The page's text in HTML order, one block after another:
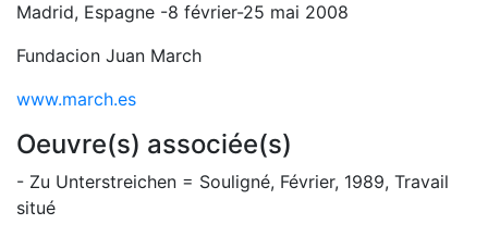
Madrid, Espagne -8 février-25 mai 2008
Fundacion Juan March
www.march.es
Oeuvre(s) associée(s)
- Zu Unterstreichen = Souligné, Février, 1989, Travail
situé